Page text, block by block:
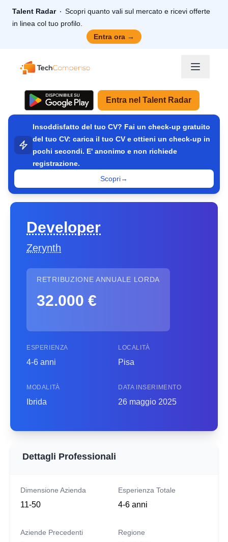
Talent Radar
Scopri quanto vali sul mercato e ricevi offerte
in linea col tuo profilo.
Entra ora →
TechCompenso
Entra nel Talent Radar
Insoddisfatto del tuo CV? Fai un check-up gratuito
del tuo CV: carica il tuo CV e ottieni un check-up in
pochi secondi. E' anonimo e non richiede
registrazione.
Scopri→
Developer
Zerynth
RETRIBUZIONE ANNUALE LORDA
32.000 €
ESPERIENZA
4-6 anni
LOCALITÀ
Pisa
MODALITÀ
Ibrida
DATA INSERIMENTO
26 maggio 2025
Dettagli Professionali
Dimensione Azienda
11-50
Esperienza Totale
4-6 anni
Aziende Precedenti Regione